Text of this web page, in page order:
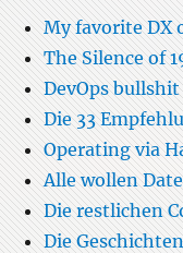
My favorite DX
The Silence of
DevOps
Die 33
Operating via
Alle wollen
Die restlichen
Die